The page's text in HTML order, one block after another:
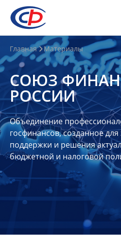
О
нас
О
СФР
Совет
Союза
Участники
Планы
отчеты
Контакты
Главная Материалы
СОЮЗ
РОССИИ
Объединение
госфинансов, созданное
поддержки и решения
бюджетной и налоговой